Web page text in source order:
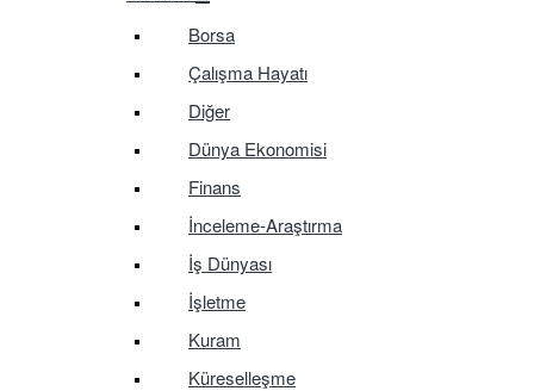
Borsa
Çalışma Hayatı
Diğer
Dünya Ekonomisi
Finans
İnceleme-Araştırma
İş Dünyası
İşletme
Kuram
Küreselleşme